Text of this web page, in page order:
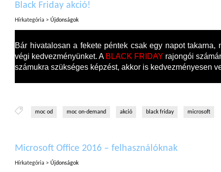
Black Friday akció!
Hírkategória > Újdonságok
Bár hivatalosan a fekete péntek csak egy napot
végi kedvezményünket. A BLACK FRIDAY rajongói
számukra szükséges képzést, akkor is kedvezményesen
moc od moc on-demand akció black friday microsoft
Microsoft Office 2016 – felhasználóknak
Hírkategória > Újdonságok